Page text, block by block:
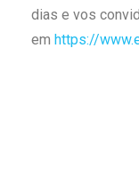
dias e vos
em https://